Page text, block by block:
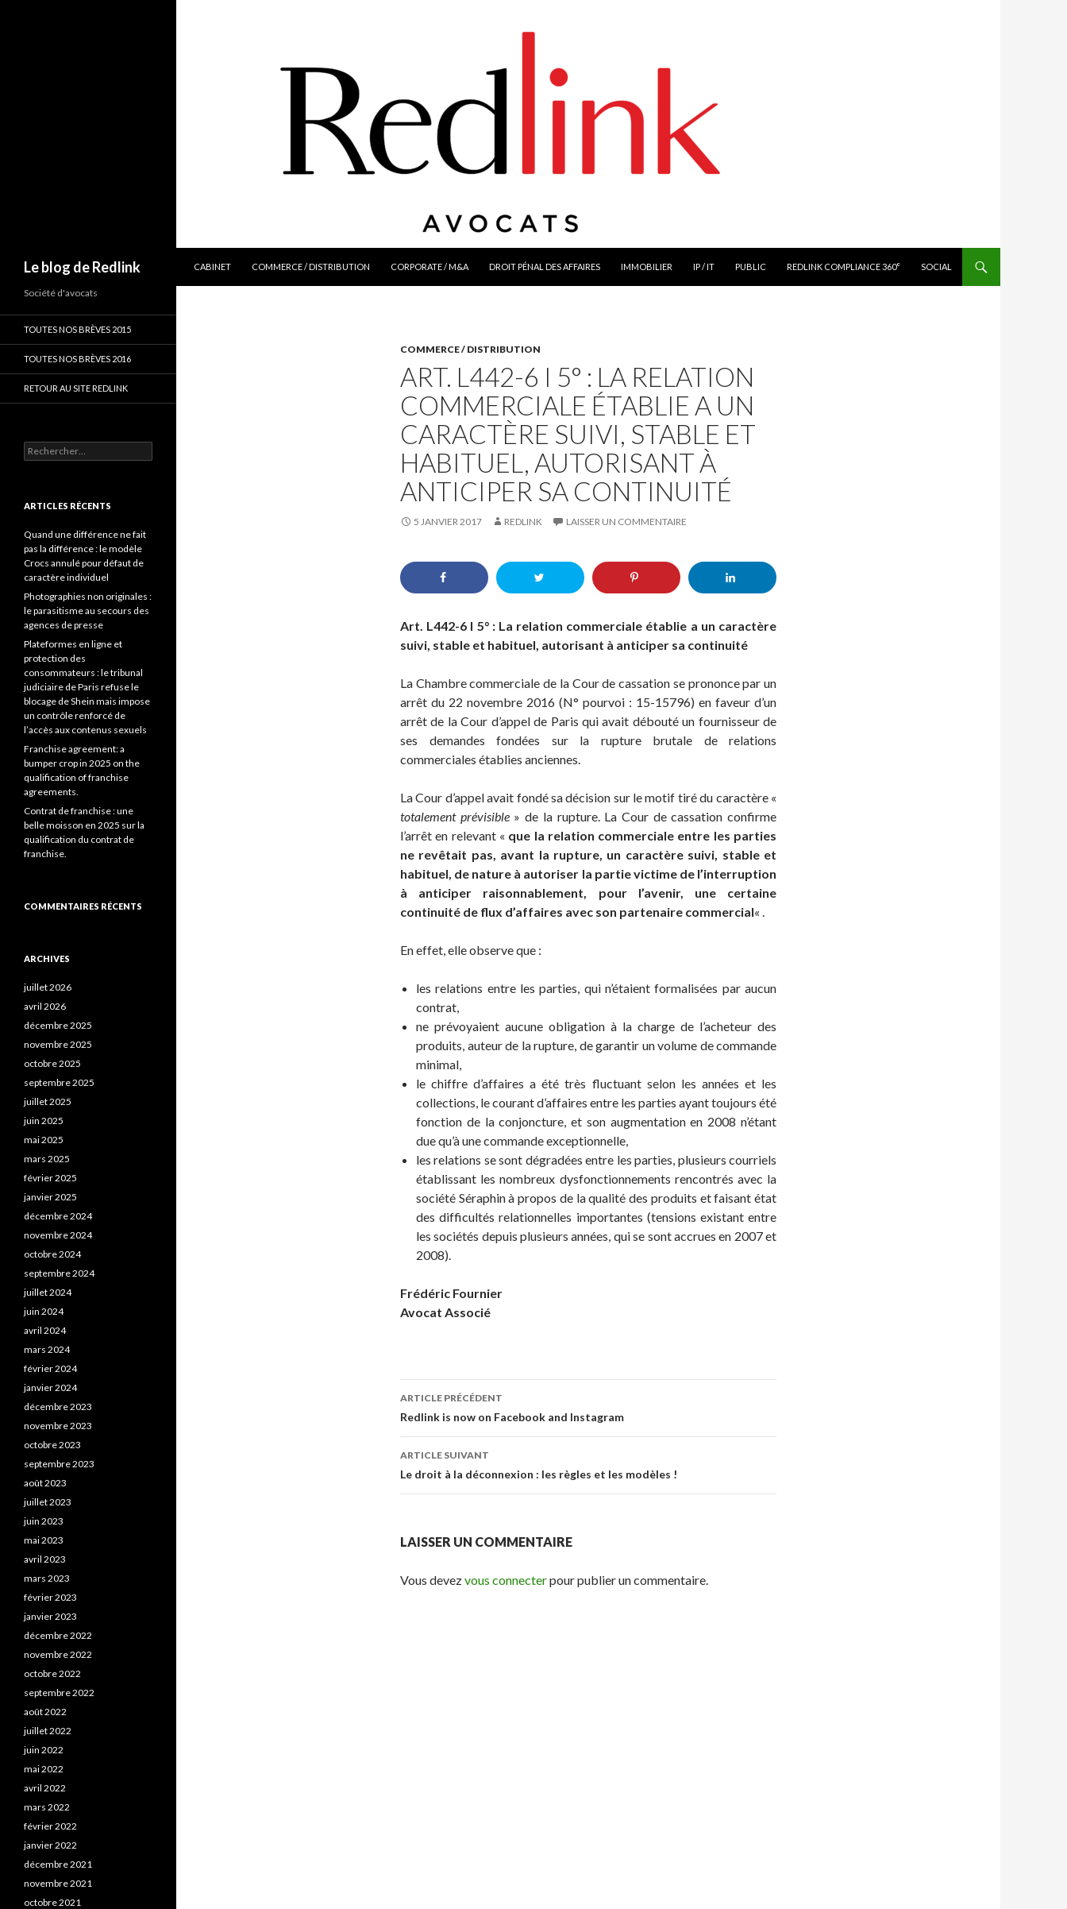
Le blog de Redlink
CABINET
COMMERCE / DISTRIBUTION CORPORATE / M&A DROIT PÉNAL DES AFFAIRES IMMOBILIER IP / IT PUBLIC REDLINK COMPLIANCE 360° SOCIAL
COMMERCE / DISTRIBUTION
ART. L442-6 I 5° : LA RELATION
COMMERCIALE ÉTABLIE A UN
CARACTÈRE SUIVI, STABLE ET
HABITUEL, AUTORISANT À
ANTICIPER SA CONTINUITÉ
5 JANVIER 2017 REDLINK LAISSER UN COMMENTAIRE
Art. L442-6 I 5° : La relation commerciale établie a un caractère
suivi, stable et habituel, autorisant à anticiper sa continuité
La Chambre commerciale de la Cour de cassation se prononce par un
arrêt du 22 novembre 2016 (N° pourvoi : 15-15796) en faveur d’un
arrêt de la Cour d’appel de Paris qui avait débouté un fournisseur de
ses demandes fondées sur la rupture brutale de relations
commerciales établies anciennes.
La Cour d’appel avait fondé sa décision sur le motif tiré du caractère «
totalement prévisible» de la rupture. La Cour de cassation confirme
l’arrêt en relevant « que la relation commerciale entre les parties
ne revêtait pas, avant la rupture, un caractère suivi, stable et
habituel, de nature à autoriser la partie victime de l’interruption
à anticiper raisonnablement, pour l’avenir, une certaine
continuité de flux d’affaires avec son partenaire commercial« .
En effet, elle observe que :
les relations entre les parties, qui n’étaient formalisées par aucun
contrat,
ne prévoyaient aucune obligation à la charge de l’acheteur des
produits, auteur de la rupture, de garantir un volume de commande
minimal,
le chiffre d’affaires a été très fluctuant selon les années et les
collections, le courant d’affaires entre les parties ayant toujours été
fonction de la conjoncture, et son augmentation en 2008 n’étant
due qu’à une commande exceptionnelle,
les relations se sont dégradées entre les parties, plusieurs courriels
établissant les nombreux dysfonctionnements rencontrés avec la
société Séraphin à propos de la qualité des produits et faisant état
des difficultés relationnelles importantes (tensions existant entre
les sociétés depuis plusieurs années, qui se sont accrues en 2007 et
2008).
Frédéric Fournier
Avocat Associé
Navigation
des
articles
ARTICLE PRÉCÉDENT
Redlink is now on Facebook and Instagram
ARTICLE SUIVANT
Le droit à la déconnexion : les règles et les modèles !
LAISSER UN COMMENTAIRE
Vous devezvous connecterpour publier un commentaire.
Société d'avocats
TOUTES NOS BRÈVES 2015
TOUTES NOS BRÈVES 2016
RETOUR AU SITE REDLINK
Rechercher :
ARTICLES RÉCENTS
Quand une différence ne fait
pas la différence : le modèle
Crocs annulé pour défaut de
caractère individuel
Photographies non originales :
le parasitisme au secours des
agences de presse
Plateformes en ligne et
protection des
consommateurs : le tribunal
judiciaire de Paris refuse le
blocage de Shein mais impose
un contrôle renforcé de
l’accès aux contenus sexuels
Franchise agreement: a
bumper crop in 2025 on the
qualification of franchise
agreements.
Contrat de franchise : une
belle moisson en 2025 sur la
qualification du contrat de
franchise.
COMMENTAIRES RÉCENTS
ARCHIVES
juillet 2026
avril 2026
décembre 2025
novembre 2025
octobre 2025
septembre 2025
juillet 2025
juin 2025
mai 2025
mars 2025
février 2025
janvier 2025
décembre 2024
novembre 2024
octobre 2024
septembre 2024
juillet 2024
juin 2024
avril 2024
mars 2024
février 2024
janvier 2024
décembre 2023
novembre 2023
octobre 2023
septembre 2023
août 2023
juillet 2023
juin 2023
mai 2023
avril 2023
mars 2023
février 2023
janvier 2023
décembre 2022
novembre 2022
octobre 2022
septembre 2022
août 2022
juillet 2022
juin 2022
mai 2022
avril 2022
mars 2022
février 2022
janvier 2022
décembre 2021
novembre 2021
octobre 2021